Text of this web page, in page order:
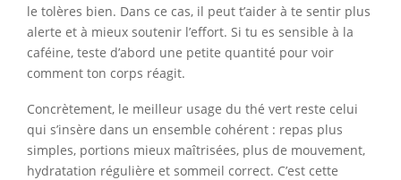
le tolères bien. Dans ce cas, il peut t’aider à te sentir plus
alerte et à mieux soutenir l’effort. Si tu es sensible à la
caféine, teste d’abord une petite quantité pour voir
comment ton corps réagit.
Concrètement, le meilleur usage du thé vert reste celui
qui s’insère dans un ensemble cohérent : repas plus
simples, portions mieux maîtrisées, plus de mouvement,
hydratation régulière et sommeil correct. C’est cette